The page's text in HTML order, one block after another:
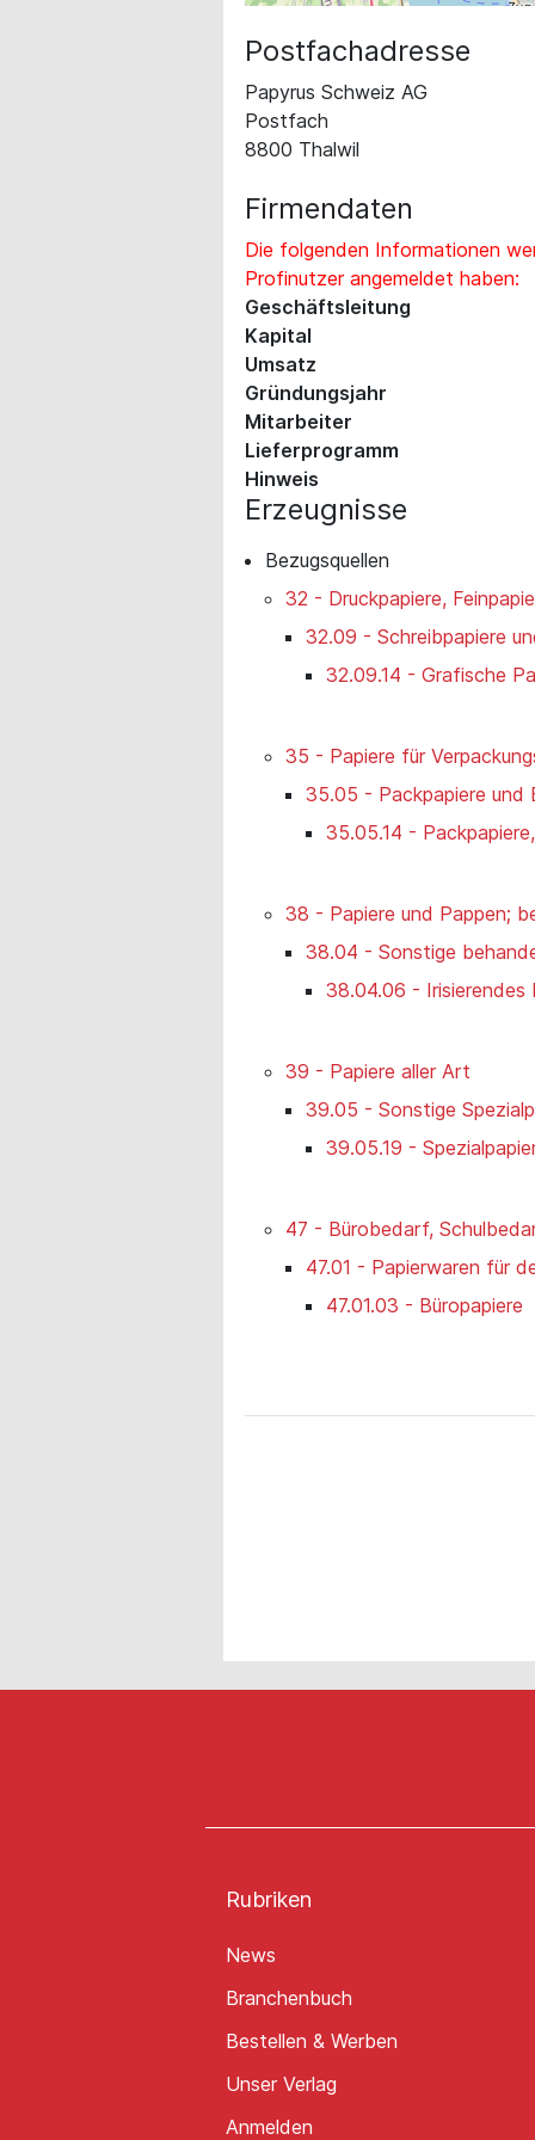
Postfachadresse
Papyrus Schweiz AG
Postfach
8800 Thalwil
Firmendaten
Die folgenden Informationen
Profinutzer angemeldet haben:
Geschäftsleitung
Kapital
Umsatz
Gründungsjahr
Mitarbeiter
Lieferprogramm
Hinweis
Erzeugnisse
Bezugsquellen
32 - Druckpapiere,
32.09 - Schreibpapiere
32.09.14 - Grafische
35 - Papiere für
35.05 - Packpapiere und
35.05.14 -
38 - Papiere und Pappen;
38.04 - Sonstige
38.04.06 - Irisierendes
39 - Papiere aller Art
39.05 - Sonstige
39.05.19 -
47 - Bürobedarf,
47.01 - Papierwaren für
47.01.03 - Büropapiere
Rubriken
News
Branchenbuch
Bestellen & Werben
Unser Verlag
Anmelden